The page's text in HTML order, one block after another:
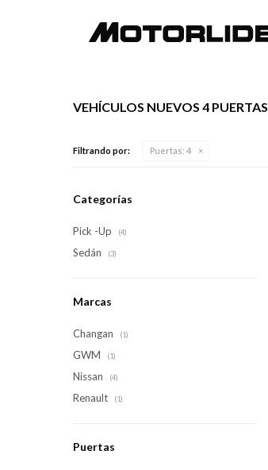
VEHÍCULOS NUEVOS 4 PUERTAS
Filtrando por: Puertas: 4
Categorías
Pick -Up (4)
Sedán (3)
Marcas
Changan (1)
GWM (1)
Nissan (4)
Renault (1)
Puertas